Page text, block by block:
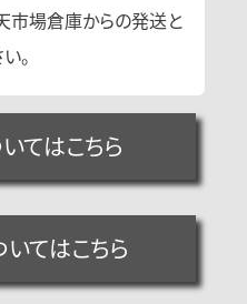
市場倉庫からの発送と
。
てはこちら
てはこちら